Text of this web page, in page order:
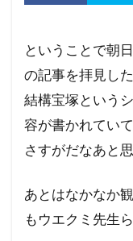
ということで朝
の記事を拝見した
結構宝塚という
容が書かれていて
さすがだなあと
あとはなかなか
もウエクミ先生